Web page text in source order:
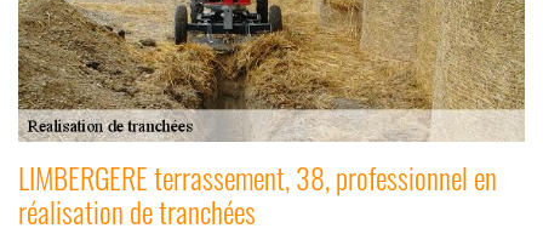
LIMBERGERE terrassement, 38, professionnel en
réalisation de tranchées